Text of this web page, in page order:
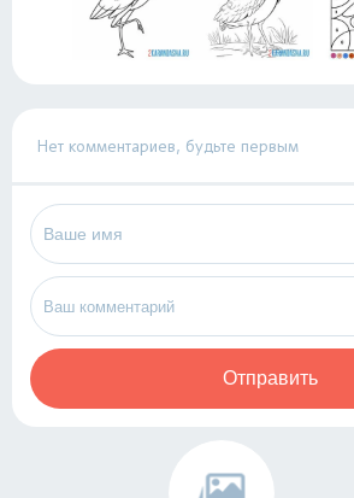
Нет комментариев, будьте первым
Отправить